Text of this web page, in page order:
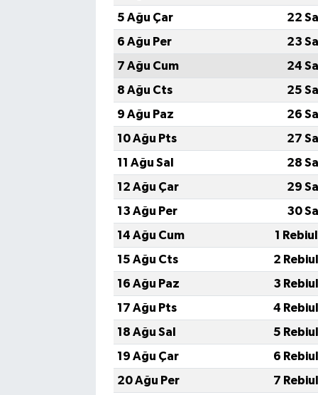
5 Ağu Çar
22
6 Ağu Per
23
7 Ağu Cum
24
8 Ağu Cts
25
9 Ağu Paz
26
10 Ağu Pts
27
11 Ağu Sal
28
12 Ağu Çar
29
13 Ağu Per
30
14 Ağu Cum
1
15 Ağu Cts
2
16 Ağu Paz
3
17 Ağu Pts
4
18 Ağu Sal
5
19 Ağu Çar
6
20 Ağu Per
7